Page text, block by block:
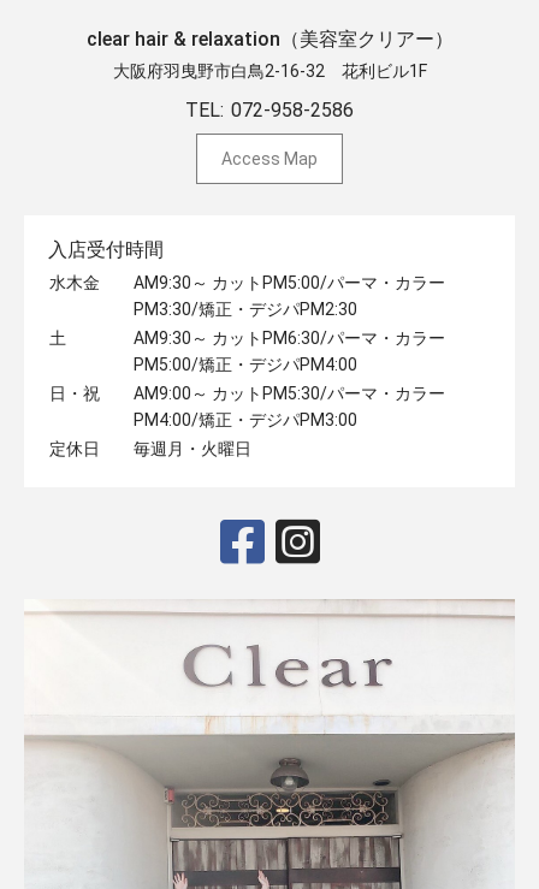
clear hair & relaxation（美容室クリアー）
大阪府羽曳野市白鳥2-16-32 ​花利ビル1F
TEL: 072-958-2586
Access Map
入店受付時間
水木金
AM9:30～ カットPM5:00/パーマ・カラー
PM3:30/矯正・デジパPM2:30
土
AM9:30～ カットPM6:30/パーマ・カラー
PM5:00/矯正・デジパPM4:00
日・祝
AM9:00～ カットPM5:30/パーマ・カラー
PM4:00/矯正・デジパPM3:00
定休日
毎週月・火曜日